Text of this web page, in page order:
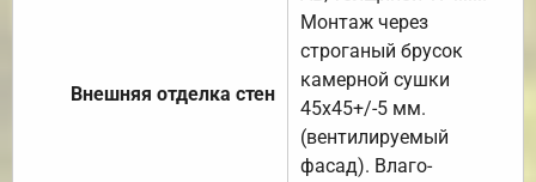
Внешняя отделка стен
Монтаж через
строганый брусок
камерной сушки
45х45+/-5 мм.
(вентилируемый
фасад). Влаго-